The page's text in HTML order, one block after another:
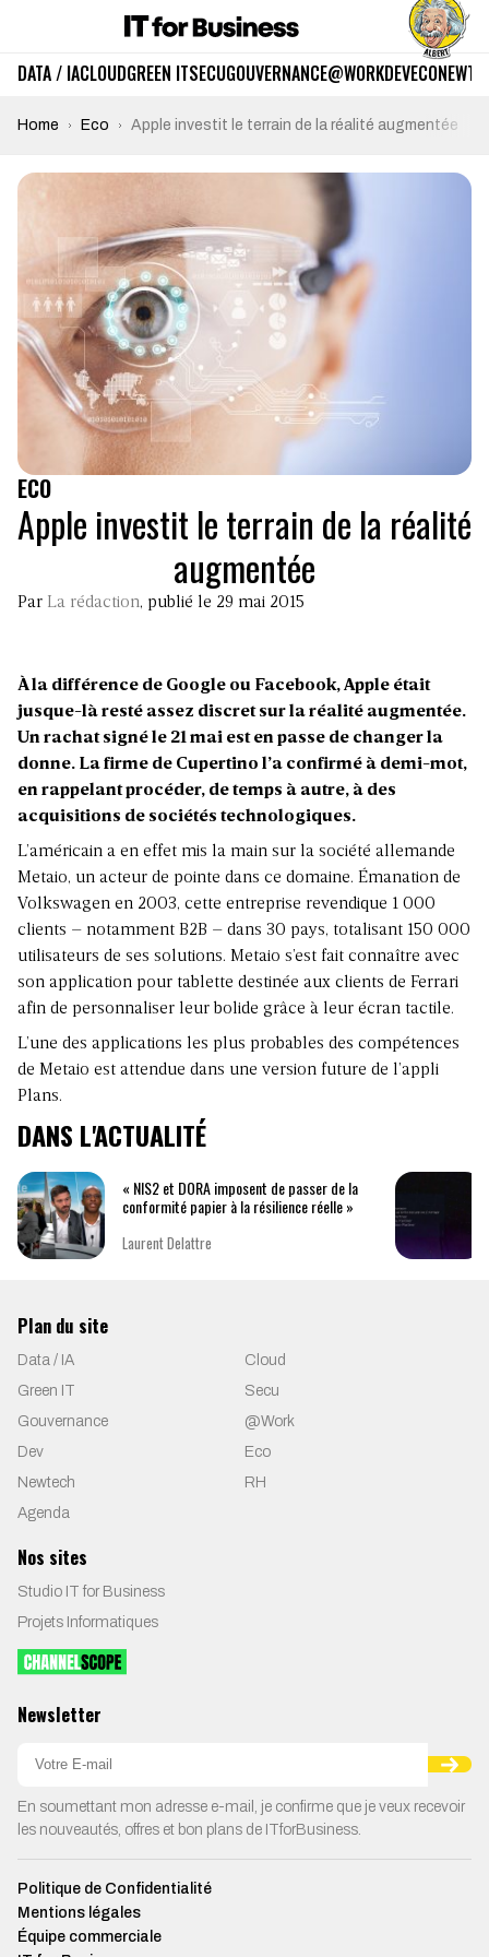
DATA / IACLOUDGREEN ITSECUGOUVERNANCE@WORKDEVECO
Home Eco Apple investit le terrain de la réalité augmentée
ECO
Apple investit le terrain de la réalité
augmentée
Par La rédaction, publié le 29 mai 2015
À la différence de Google ou Facebook, Apple était
jusque-là resté assez discret sur la réalité augmentée.
Un rachat signé le 21 mai est en passe de changer la
donne. La firme de Cupertino l’a confirmé à demi-mot,
en rappelant procéder, de temps à autre, à des
acquisitions de sociétés technologiques.
L’américain a en effet mis la main sur la société allemande
Metaio, un acteur de pointe dans ce domaine. Émanation de
Volkswagen en 2003, cette entreprise revendique 1 000
clients – notamment B2B – dans 30 pays, totalisant 150 000
utilisateurs de ses solutions. Metaio s’est fait connaître avec
son application pour tablette destinée aux clients de Ferrari
afin de personnaliser leur bolide grâce à leur écran tactile.
L’une des applications les plus probables des compétences
de Metaio est attendue dans une version future de l’appli
Plans.
DANS L'ACTUALITÉ
« NIS2 et DORA imposent de passer de la
conformité papier à la résilience réelle »
Laurent Delattre
Plan du site
Data / IA
Cloud
Green IT
Secu
Gouvernance
@Work
Dev
Eco
Newtech
RH
Agenda
Nos sites
Studio IT for Business
Projets Informatiques
Newsletter
En soumettant mon adresse e-mail, je confirme que je veux recevoir
les nouveautés, offres et bon plans de ITforBusiness.
Politique de Confidentialité
Mentions légales
Équipe commerciale